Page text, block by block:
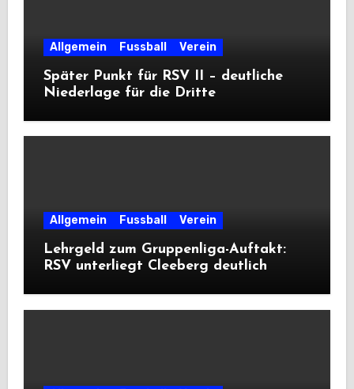
Allgemein Fussball Verein
Später Punkt für RSV II – deutliche
Niederlage für die Dritte
Allgemein Fussball Verein
Lehrgeld zum Gruppenliga-Auftakt:
RSV unterliegt Cleeberg deutlich